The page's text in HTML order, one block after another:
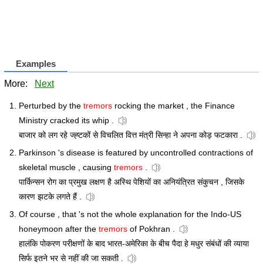
Examples
More: Next
Perturbed by the tremors rocking the market , the Finance
Ministry cracked its whip .
बाजार को लग रहे ज्ह्टकों से विचलित वित्त मंत्री सिन्हा ने अपना कोड़ फटकारा .
Parkinson 's disease is featured by uncontrolled contractions of
skeletal muscle , causing tremors .
पार्किन्सन रोग का प्रमुख लक्षण है अस्थि पेशियों का अनियंत्रित संकुचन , जिसके
कारण झटके लगते हैं .
Of course , that 's not the whole explanation for the Indo-US
honeymoon after the tremors of Pokhran .
हालंकि पोकरण परीक्षणों के बाद भारत-अमेरिका के बीच पैदा हे मधुर संबंधों की व्याया
सिर्फ इतने भर से नहीं की जा सकती .